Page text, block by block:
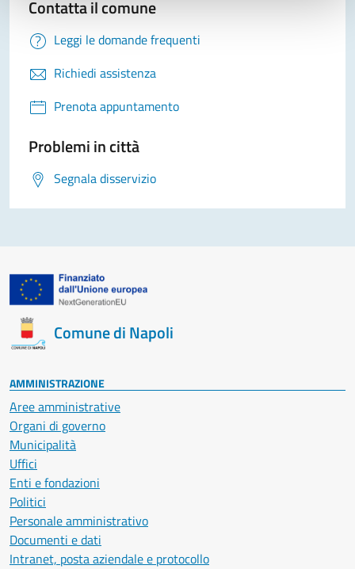
Contatta il comune
Leggi le domande frequenti
Richiedi assistenza
Prenota appuntamento
Problemi in città
Segnala disservizio
Comune di Napoli
AMMINISTRAZIONE
Aree amministrative
Organi di governo
Municipalità
Uffici
Enti e fondazioni
Politici
Personale amministrativo
Documenti e dati
Intranet, posta aziendale e protocollo